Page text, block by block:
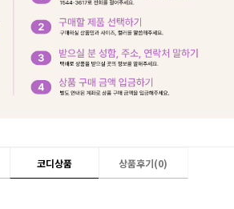
코디상품 상품후기(0)